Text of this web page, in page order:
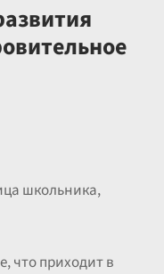
школьника,
что приходит в